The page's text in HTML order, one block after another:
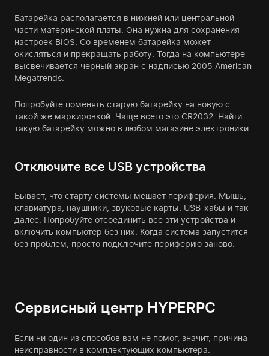
Батарейка располагается в нижней или центральной
части материнской платы. Она нужна для сохранения
настроек BIOS. Со временем батарейка может
окисляться и прекращать работу. Тогда на компьютере
высвечивается черный экран с надписью 2005 American
Megatrends.
Попробуйте поменять старую батарейку на новую с
такой же маркировкой. Чаще всего это CR2032. Найти
такую батарейку можно в любом магазине электроники.
Отключите все USB устройства
Бывает, что старту системы мешает периферия. Мышь,
клавиатура, наушники, звуковые карты, USB-хабы и так
далее. Попробуйте отсоединить все эти устройства и
включить компьютер без них. Когда система запустится
без проблем, просто подключите периферию заново.
Сервисный центр HYPERPC
Если ни один из способов вам не помог, значит, причина
неисправности в комплектующих компьютера.